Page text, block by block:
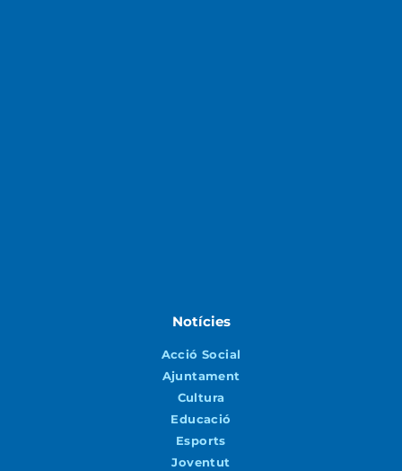
Notícies
Acció Social
Ajuntament
Cultura
Educació
Esports
Joventut